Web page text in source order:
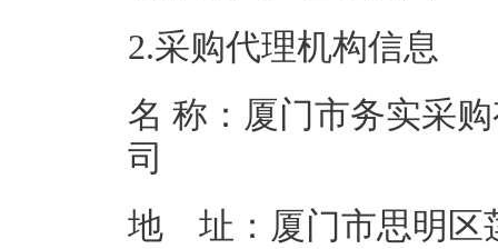
2.采购代理机构信息
名 称：厦门市务实采
地 址：厦门市思明区